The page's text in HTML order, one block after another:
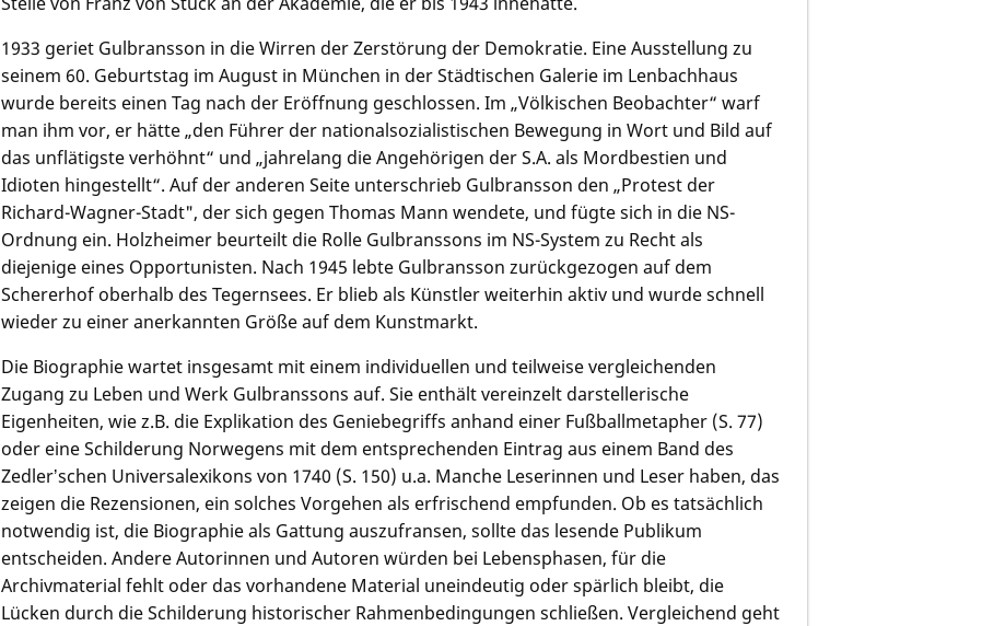
1933 geriet Gulbransson in die Wirren der Zerstörung der Demokratie. Eine Ausstellung zu
seinem 60. Geburtstag im August in München in der Städtischen Galerie im Lenbachhaus
wurde bereits einen Tag nach der Eröffnung geschlossen. Im „Völkischen Beobachter“ warf
man ihm vor, er hätte „den Führer der nationalsozialistischen Bewegung in Wort und Bild auf
das unflätigste verhöhnt“ und „jahrelang die Angehörigen der S.A. als Mordbestien und
Idioten hingestellt“. Auf der anderen Seite unterschrieb Gulbransson den „Protest der
Richard-Wagner-Stadt", der sich gegen Thomas Mann wendete, und fügte sich in die NS-
Ordnung ein. Holzheimer beurteilt die Rolle Gulbranssons im NS-System zu Recht als
diejenige eines Opportunisten. Nach 1945 lebte Gulbransson zurückgezogen auf dem
Schererhof oberhalb des Tegernsees. Er blieb als Künstler weiterhin aktiv und wurde schnell
wieder zu einer anerkannten Größe auf dem Kunstmarkt.
Die Biographie wartet insgesamt mit einem individuellen und teilweise vergleichenden
Zugang zu Leben und Werk Gulbranssons auf. Sie enthält vereinzelt darstellerische
Eigenheiten, wie z.B. die Explikation des Geniebegriffs anhand einer Fußballmetapher (S. 77)
oder eine Schilderung Norwegens mit dem entsprechenden Eintrag aus einem Band des
Zedlerʼschen Universalexikons von 1740 (S. 150) u.a. Manche Leserinnen und Leser haben, das
zeigen die Rezensionen, ein solches Vorgehen als erfrischend empfunden. Ob es tatsächlich
notwendig ist, die Biographie als Gattung auszufransen, sollte das lesende Publikum
entscheiden. Andere Autorinnen und Autoren würden bei Lebensphasen, für die
Archivmaterial fehlt oder das vorhandene Material uneindeutig oder spärlich bleibt, die
Lücken durch die Schilderung historischer Rahmenbedingungen schließen. Vergleichend geht